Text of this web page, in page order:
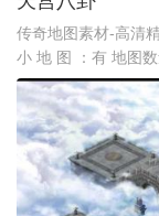
传奇地图素材-高清
小 地 图 ：有 地图数